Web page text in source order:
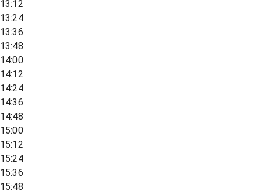
13:12
13:24
13:36
13:48
14:00
14:12
14:24
14:36
14:48
15:00
15:12
15:24
15:36
15:48